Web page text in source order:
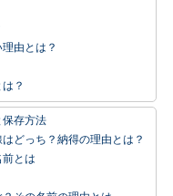
由とは？
？
保存方法
どっち？納得の理由とは？
とは